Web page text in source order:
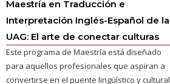
Maestría en Traducción e
Interpretación Inglés-Español de la
UAG: El arte de conectar culturas
Este programa de Maestría está diseñado
para aquellos profesionales que aspiran a
convertirse en el puente lingüístico y cultural